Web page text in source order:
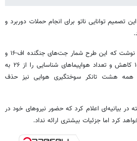
تصمیم توانایی ناتو برای انجام حملات دوربرد و
بنابر روابت ایرنا، نیویورک تایمز نوشت که این طرح شمار جت‌های جنگنده اف-۱۶ و
اف-۱۵ای را از حدود ۱۵۰ به ۱۰۰ کاهش و تعداد هواپیماهای شناسایی را از ۲۶ به
همه هشت تانکر سوختگیری هوایی نیز حذف
در بیانیه‌ای اعلام کرد که حضور نیروهای خود در
کرد اما جزئیات بیشتری ارائه نداد.